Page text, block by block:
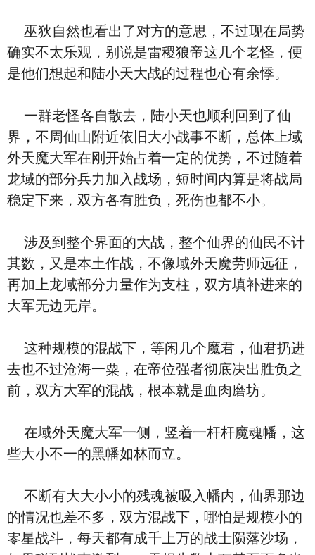
巫狄自然也看出了对方的意思，不过现在局势
确实不太乐观，别说是雷稷狼帝这几个老怪，便
是他们想起和陆小天大战的过程也心有余悸。
一群老怪各自散去，陆小天也顺利回到了仙
界，不周仙山附近依旧大小战事不断，总体上域
外天魔大军在刚开始占着一定的优势，不过随着
龙域的部分兵力加入战场，短时间内算是将战局
稳定下来，双方各有胜负，死伤也都不小。
涉及到整个界面的大战，整个仙界的仙民不计
其数，又是本土作战，不像域外天魔劳师远征，
再加上龙域部分力量作为支柱，双方填补进来的
大军无边无岸。
这种规模的混战下，等闲几个魔君，仙君扔进
去也不过沧海一粟，在帝位强者彻底决出胜负之
前，双方大军的混战，根本就是血肉磨坊。
在域外天魔大军一侧，竖着一杆杆魔魂幡，这
些大小不一的黑幡如林而立。
不断有大大小小的残魂被吸入幡内，仙界那边
的情况也差不多，双方混战下，哪怕是规模小的
零星战斗，每天都有成千上万的战士陨落沙场，